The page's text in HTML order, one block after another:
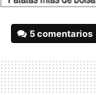
5 comentarios